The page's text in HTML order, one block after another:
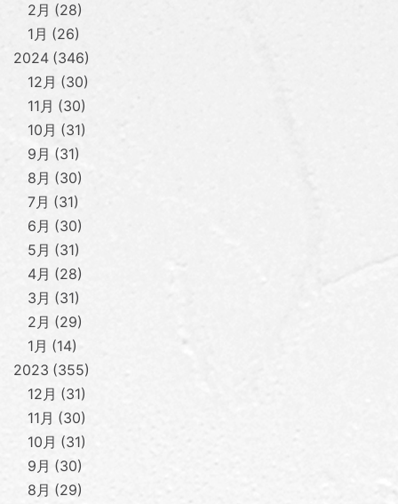
2月
28
1月
26
2024 346
12月
30
11月
30
10月
31
9月
31
8月
30
7月
31
6月
30
5月
31
4月
28
3月
31
2月
29
1月
14
2023 355
12月
31
11月
30
10月
31
9月
30
8月
29